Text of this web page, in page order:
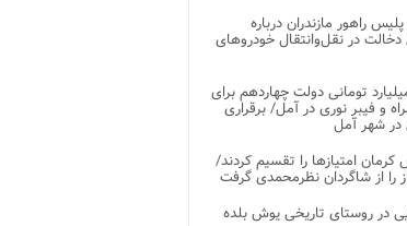
راهور مازندران درباره
در نقل‌وانتقال خودروهای
گذاری ۱۸۰ میلیارد تومانی دولت چهاردهم برای
و فیبر نوری در آمل/ برقراری
امتیازها را تقسیم کردند/
از شاگردان نظرمحمدی گرفت
در روستای تاریخی یوش بلده